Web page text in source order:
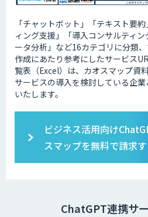
「チャットボット」「テキスト要
ィング支援」「導入コンサルティ
ータ分析」など16カテゴリに分類、
作成にあたり参考にしたサービス
覧表（Excel）は、カオスマップ資
サービスの導入を検討している企
いたします。
ビジネス活用向け
スマップを無料で請求
ChatGPT連携サ